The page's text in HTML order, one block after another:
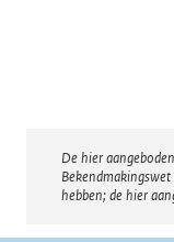
De hier
hebben; de hier